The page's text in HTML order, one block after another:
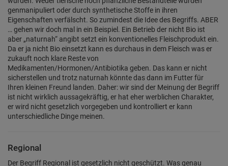
genmanipuliert oder durch synthetische Stoffe in ihren
Eigenschaften verfälscht. So zumindest die Idee des Begriffs. ABER
… gehen wir doch mal in ein Beispiel. Ein Betrieb der nicht Bio ist
aber „naturnah“ angibt setzt ein konventionelles Fleischprodukt ein.
Da er ja nicht Bio einsetzt kann es durchaus in dem Fleisch was er
zukauft noch klare Reste von
Medikamenten/Hormonen/Antibiotika geben. Das kann er nicht
sicherstellen und trotz naturnah könnte das dann im Futter für
Ihren kleinen Freund landen. Daher: wir sind der Meinung der Begriff
ist nicht wirklich aussagekräftig, er hat eher werblichen Charakter,
er wird nicht gesetzlich vorgegeben und kontrolliert er kann
unterschiedliche Dinge meinen.
Regional
Der Begriff Regional ist gesetzlich nicht geschützt. Was genau